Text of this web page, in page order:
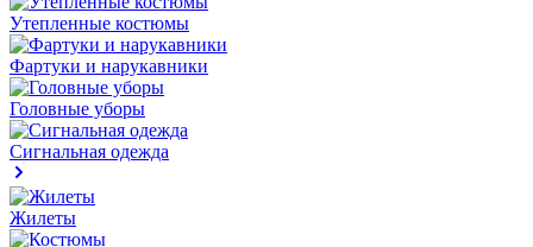
Утепленные костюмы
Фартуки и нарукавники
Головные уборы
Сигнальная одежда
Жилеты